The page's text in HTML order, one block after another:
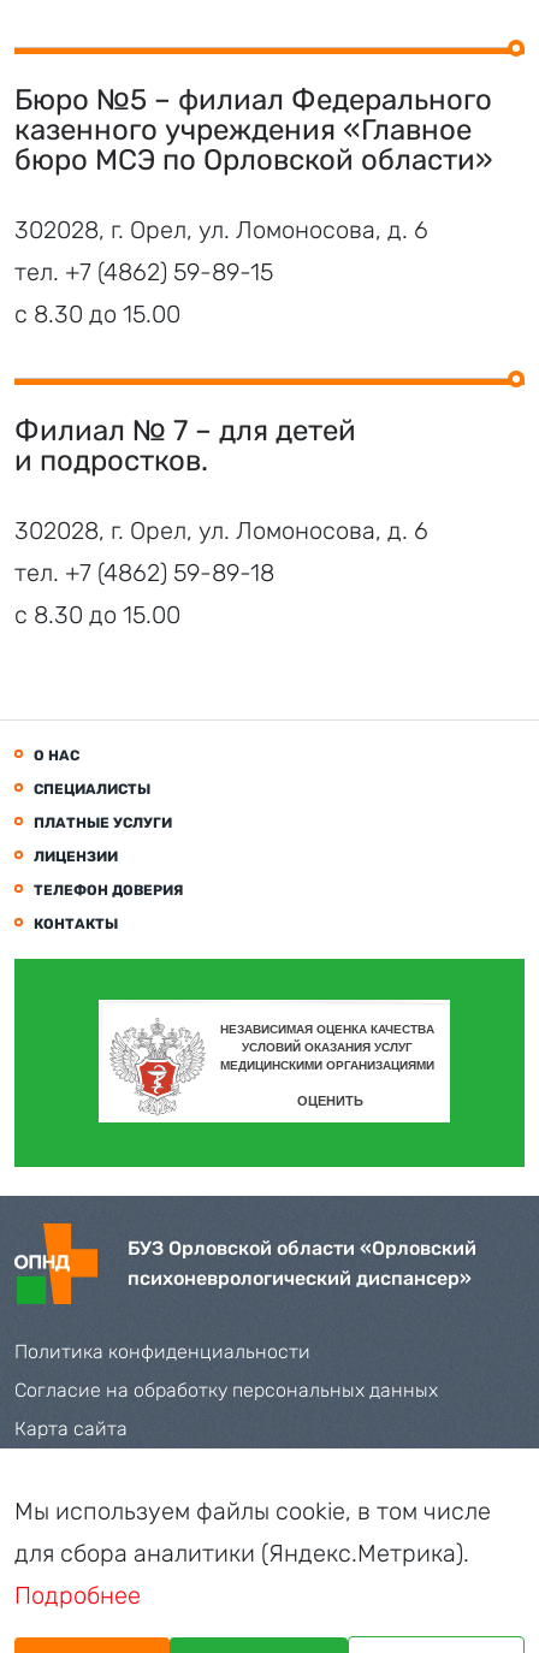
Бюро №5 – филиал Федерального
казенного учреждения «Главное
бюро МСЭ по Орловской области»
302028, г. Орел, ул. Ломоносова, д. 6
тел. +7 (4862) 59-89-15
с 8.30 до 15.00
Филиал № 7 – для детей
и подростков.
302028, г. Орел, ул. Ломоносова, д. 6
тел. +7 (4862) 59-89-18
с 8.30 до 15.00
О НАС
СПЕЦИАЛИСТЫ
ПЛАТНЫЕ УСЛУГИ
ЛИЦЕНЗИИ
ТЕЛЕФОН ДОВЕРИЯ
КОНТАКТЫ
БУЗ Орловской области «Орловский
психоневрологический диспансер»
Политика конфиденциальности
Согласие на обработку персональных данных
Карта сайта
Адрес: 302026, г. Орел, пер. Соляной, д. 28
E-mail:oo_buz_psyhdis@orel-region.ru
Мы используем файлы cookie, в том числе
для сбора аналитики (Яндекс.Метрика).
Подробнее